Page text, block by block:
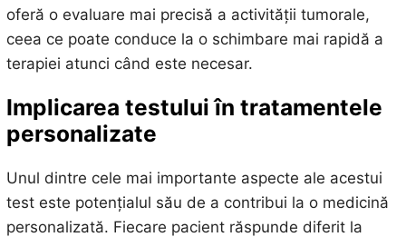
oferă o evaluare mai precisă a activității tumorale,
ceea ce poate conduce la o schimbare mai rapidă a
terapiei atunci când este necesar.
Implicarea testului în tratamentele
personalizate
Unul dintre cele mai importante aspecte ale acestui
test este potențialul său de a contribui la o medicină
personalizată. Fiecare pacient răspunde diferit la